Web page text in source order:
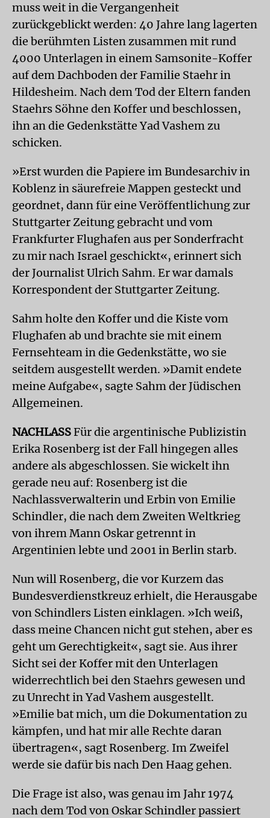
muss weit in die Vergangenheit
zurückgeblickt werden: 40 Jahre lang lagerten
die berühmten Listen zusammen mit rund
4000 Unterlagen in einem Samsonite-Koffer
auf dem Dachboden der Familie Staehr in
Hildesheim. Nach dem Tod der Eltern fanden
Staehrs Söhne den Koffer und beschlossen,
ihn an die Gedenkstätte Yad Vashem zu
schicken.
»Erst wurden die Papiere im Bundesarchiv in
Koblenz in säurefreie Mappen gesteckt und
geordnet, dann für eine Veröffentlichung zur
Stuttgarter Zeitung gebracht und vom
Frankfurter Flughafen aus per Sonderfracht
zu mir nach Israel geschickt«, erinnert sich
der Journalist Ulrich Sahm. Er war damals
Korrespondent der Stuttgarter Zeitung.
Sahm holte den Koffer und die Kiste vom
Flughafen ab und brachte sie mit einem
Fernsehteam in die Gedenkstätte, wo sie
seitdem ausgestellt werden. »Damit endete
meine Aufgabe«, sagte Sahm der Jüdischen
Allgemeinen.
NACHLASSFür die argentinische Publizistin
Erika Rosenberg ist der Fall hingegen alles
andere als abgeschlossen. Sie wickelt ihn
gerade neu auf: Rosenberg ist die
Nachlassverwalterin und Erbin von Emilie
Schindler, die nach dem Zweiten Weltkrieg
von ihrem Mann Oskar getrennt in
Argentinien lebte und 2001 in Berlin starb.
Nun will Rosenberg, die vor Kurzem das
Bundesverdienstkreuz erhielt, die Herausgabe
von Schindlers Listen einklagen. »Ich weiß,
dass meine Chancen nicht gut stehen, aber es
geht um Gerechtigkeit«, sagt sie. Aus ihrer
Sicht sei der Koffer mit den Unterlagen
widerrechtlich bei den Staehrs gewesen und
zu Unrecht in Yad Vashem ausgestellt.
»Emilie bat mich, um die Dokumentation zu
kämpfen, und hat mir alle Rechte daran
übertragen«, sagt Rosenberg. Im Zweifel
werde sie dafür bis nach Den Haag gehen.
Die Frage ist also, was genau im Jahr 1974
nach dem Tod von Oskar Schindler passiert